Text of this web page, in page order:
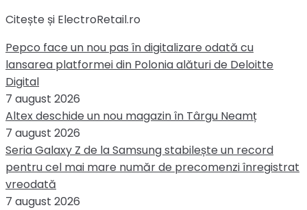
Citește și ElectroRetail.ro
Pepco face un nou pas în digitalizare odată cu
lansarea platformei din Polonia alături de Deloitte
Digital
7 august 2026
Altex deschide un nou magazin în Târgu Neamț
7 august 2026
Seria Galaxy Z de la Samsung stabilește un record
pentru cel mai mare număr de precomenzi înregistrat
vreodată
7 august 2026